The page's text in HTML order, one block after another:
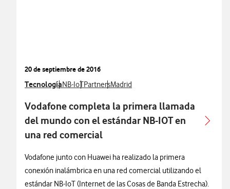
20 de septiembre de 2016
Ver más notas de prensa relacionados con
TecnologíaVer más notas de prensa relacionados con
NB-IoTVer más notas de prensa relacionados con
PartnersVer más notas de prensa
Madrid
Vodafone completa la primera llamada
del mundo con el estándar NB-IOT en
una red comercial
Vodafone junto con Huawei ha realizado la primera
conexión inalámbrica en una red comercial utilizando el
estándar NB-IoT (Internet de las Cosas de Banda Estrecha).